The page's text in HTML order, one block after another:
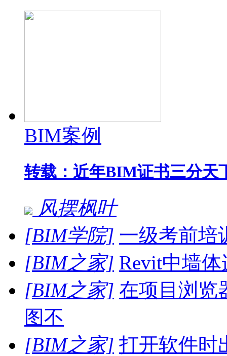
BIM案例
转载：近年BIM证书三分天
风摆枫叶
[BIM学院] 一级考前培
[BIM之家] Revit中墙
[BIM之家] 在项目浏览
图不
[BIM之家] 打开软件时